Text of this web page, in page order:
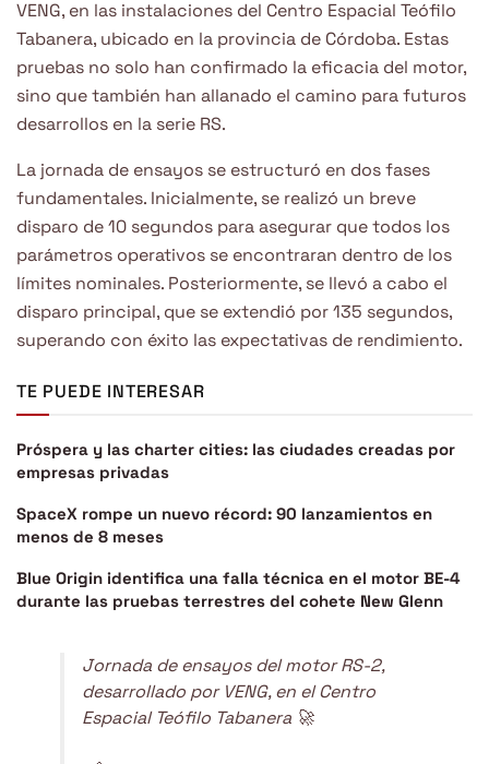
VENG, en las instalaciones del Centro Espacial Teófilo
Tabanera, ubicado en la provincia de Córdoba. Estas
pruebas no solo han confirmado la eficacia del motor,
sino que también han allanado el camino para futuros
desarrollos en la serie RS.
La jornada de ensayos se estructuró en dos fases
fundamentales. Inicialmente, se realizó un breve
disparo de 10 segundos para asegurar que todos los
parámetros operativos se encontraran dentro de los
límites nominales. Posteriormente, se llevó a cabo el
disparo principal, que se extendió por 135 segundos,
superando con éxito las expectativas de rendimiento.
TE PUEDE INTERESAR
Próspera y las charter cities: las ciudades creadas por
empresas privadas
SpaceX rompe un nuevo récord: 90 lanzamientos en
menos de 8 meses
Blue Origin identifica una falla técnica en el motor BE-4
durante las pruebas terrestres del cohete New Glenn
Jornada de ensayos del motor RS-2,
desarrollado por VENG, en el Centro
Espacial Teófilo Tabanera 🚀